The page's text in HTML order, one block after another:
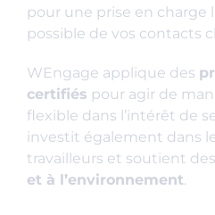
pour une prise en charge
possible de vos contacts
WEngage applique des
certifiés pour agir de
flexible dans l’intérêt de
investit également dans
travailleurs et soutient des
et à l’environnement.